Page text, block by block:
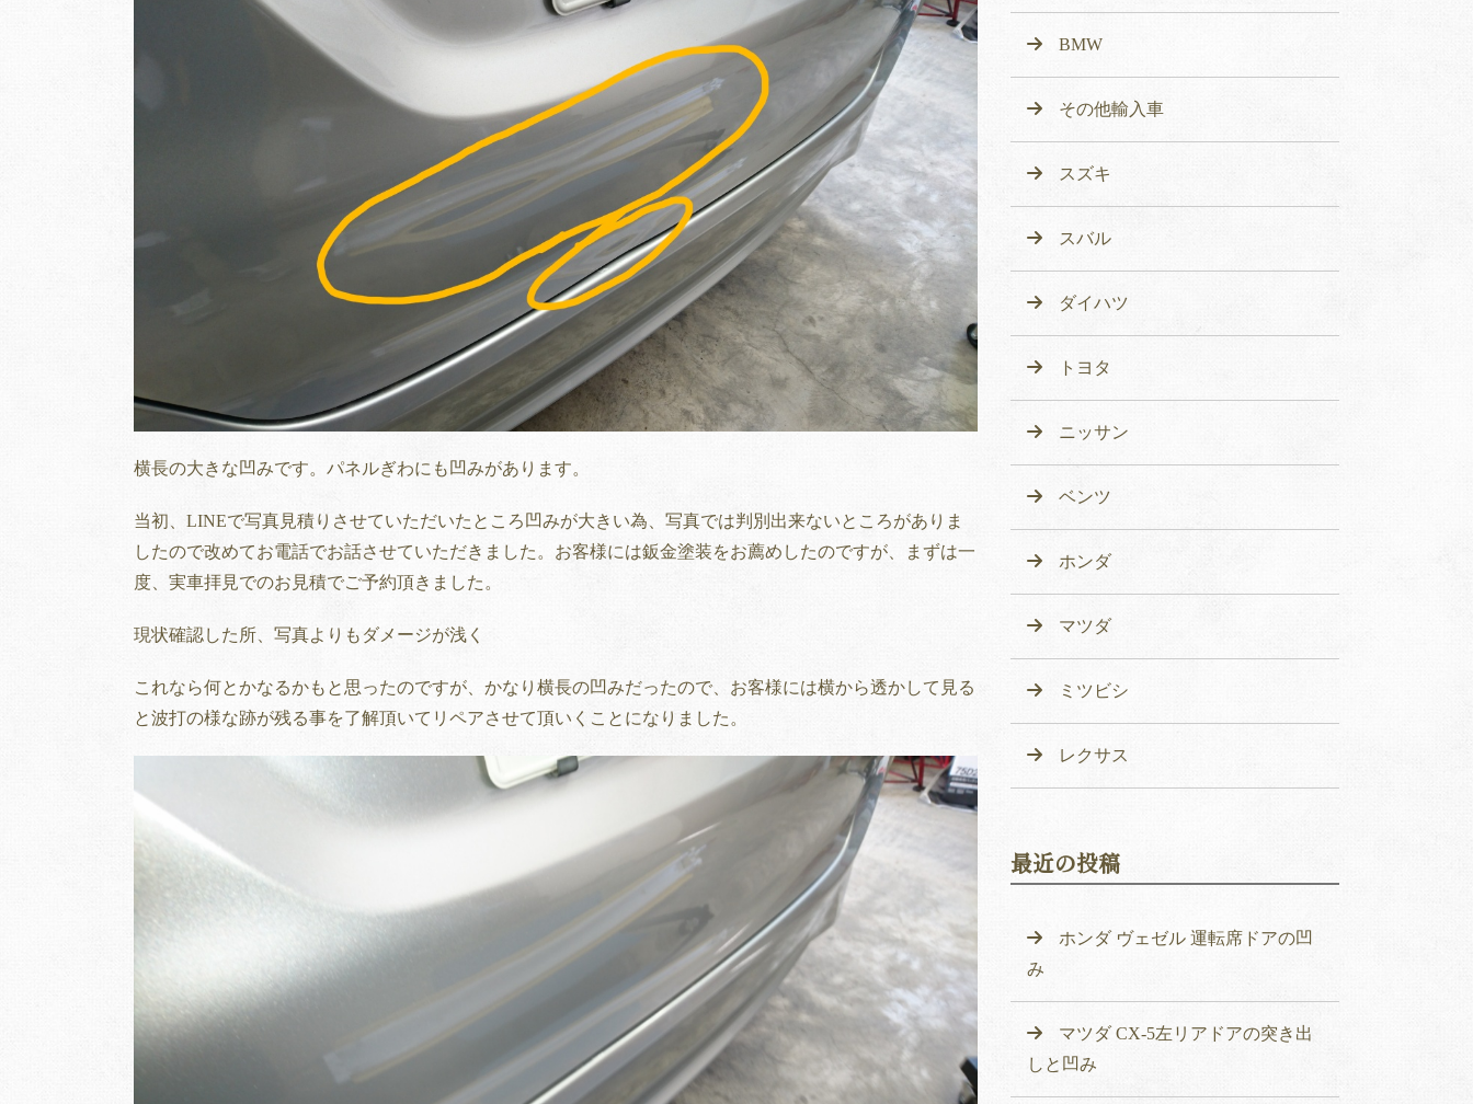
横長の大きな凹みです。パネルぎわにも凹みがあります。
当初、LINEで写真見積りさせていただいたところ凹みが大きい為、写真では判別出来ないところがありま
したので改めてお電話でお話させていただきました。お客様には鈑金塗装をお薦めしたのですが、まずは一
度、実車拝見でのお見積でご予約頂きました。
現状確認した所、写真よりもダメージが浅く
これなら何とかなるかもと思ったのですが、かなり横長の凹みだったので、お客様には横から透かして見る
と波打の様な跡が残る事を了解頂いてリペアさせて頂いくことになりました。
BMW
その他輸入車
スズキ
スバル
ダイハツ
トヨタ
ニッサン
ベンツ
ホンダ
マツダ
ミツビシ
レクサス
最近の投稿
ホンダ ヴェゼル 運転席ドアの凹
み
マツダ CX-5左リアドアの突き出
しと凹み